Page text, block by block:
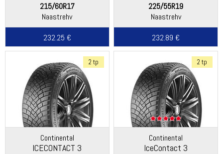
215/60R17
Naastrehv
232.25 €
225/55R19
Naastrehv
232.89 €
2 tp
Continental
ICECONTACT 3
2 tp
Continental
IceContact 3